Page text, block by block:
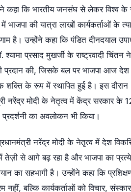
कहा कि भारतीय जनसंघ से लेकर विश्व
की यात्रा लाखों कार्यकर्ताओं के
है। उन्होंने कहा कि पंडित दीनदयाल
प्रसाद मुखर्जी के राष्ट्रवादी चिंतन ने
प्रदान की, जिसके बल पर भाजपा आज देश
शक्ति के रूप में स्थापित हुई है। इस दौरान
नरेंद्र मोदी के नेतृत्व में केंद्र सरकार के 12
का अवलोकन भी किया।
नरेंद्र मोदी के नेतृत्व में देश
तेज़ी से आगे बढ़ रहा है और भाजपा का
का सहभागी है। उन्होंने कहा कि
बल्कि कार्यकर्ताओं को विचार,